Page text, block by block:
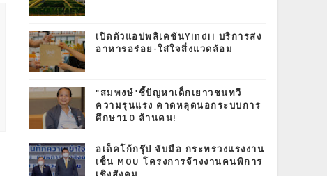
เปิดตัวแอปพลิเคชันYindii บริการส่ง
อาหารอร่อย-ใส่ใจสิ่งแวดล้อม
"สมพงษ์"ชี้ปัญหาเด็กเยาวชนทวี
ความรุนแรง คาดหลุดนอกระบบการ
ศึกษา10 ล้านคน!
อเด็คโก้กรุ๊ป จับมือ กระทรวงแรงงาน
เซ็น MOU โครงการจ้างงานคนพิการ